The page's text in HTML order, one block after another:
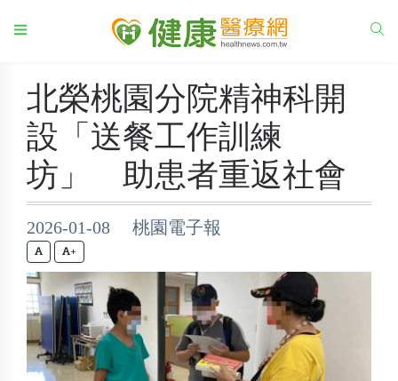
北榮桃園分院精神科開
設「送餐工作訓練
坊」 助患者重返社會
2026-01-08 桃園電子報
+